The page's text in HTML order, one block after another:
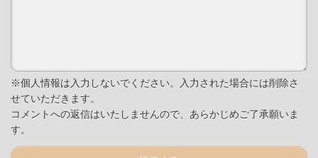
※個人情報は入力しないでください。入力された場合には削除さ
せていただきます。
コメントへの返信はいたしませんので、あらかじめご了承願いま
す。